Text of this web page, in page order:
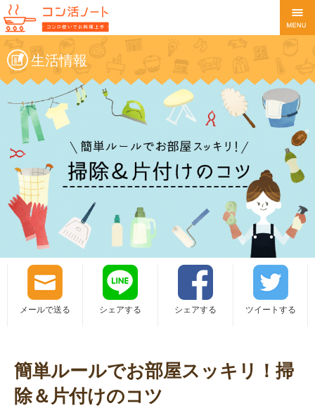
生活情報
メールで送る シェアする シェアする ツイートする
簡単ルールでお部屋スッキリ！掃
除＆片付けのコツ